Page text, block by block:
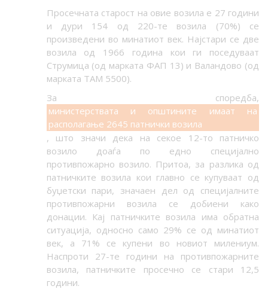
Просечната старост на овие возила е 27 години
и дури 154 од 220-те возила (70%) се
произведени во минатиот век. Најстари се две
возила од 1966 година кои ги поседуваат
Струмица (од марката ФАП 13) и Валандово (од
марката ТАМ 5500).
За споредба,
министерствата и општините имаат на
располагање 2645 патнички возила
, што значи дека на секое 12-то патничко
возило доаѓа по едно специјално
противпожарно возило. Притоа, за разлика од
патничките возила кои главно се купуваат од
буџетски пари, значаен дел од специјалните
противпожарни возила се добиени како
донации. Кај патничките возила има обратна
ситуација, односно само 29% се од минатиот
век, а 71% се купени во новиот милениум.
Наспроти 27-те години на противпожарните
возила, патничките просечно се стари 12,5
години.